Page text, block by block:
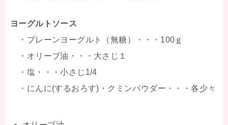
ヨーグルトソース
・プレーンヨーグルト（無糖）・・・100ｇ
・オリーブ油・・・大さじ１
・塩・・・小さじ1/4
・にんに(するおろす)・クミンパウダー・・・各少々